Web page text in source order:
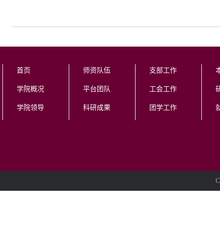
首页
学院概况
学院领导
师资队伍
平台团队
科研成果
支部工作
工会工作
团学工作